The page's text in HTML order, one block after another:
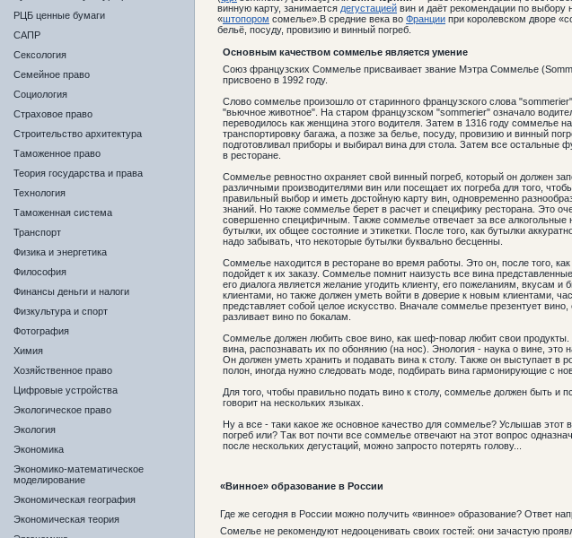
РЦБ ценные бумаги
САПР
Сексология
Семейное право
Социология
Страховое право
Строительство архитектура
Таможенное право
Теория государства и права
Технология
Таможенная система
Транспорт
Физика и энергетика
Философия
Финансы деньги и налоги
Физкультура и спорт
Фотография
Химия
Хозяйственное право
Цифровые устройства
Экологическое право
Экология
Экономика
Экономико-математическое
моделирование
Экономическая география
Экономическая теория
винную карту, занимается дегустацией вин и даёт рекомендации по выбору
«штопором сомелье».В средние века во Франции при королевском дворе
бельё, посуду, провизию и винный погреб.
Основным качеством соммелье является умение
Союз французских Соммелье присваивает звание Мэтра Соммелье
присвоено в 1992 году.
Слово соммелье произошло от старинного французского слова
"вьючное животное". На старом французском "sommerier" означало
переводилось как женщина этого водителя. Затем в 1316 году соммелье
транспортировку багажа, а позже за белье, посуду, провизию и винный
подготовливал приборы и выбирал вина для стола. Затем все остальные
в ресторане.
Соммелье ревностно охраняет свой винный погреб, который он должен
различными производителями вин или посещает их погреба для того,
правильный выбор и иметь достойную карту вин, одновременно
знаний. Но также соммелье берет в расчет и специфику ресторана. Это
совершенно специфичным. Также соммелье отвечает за все
бутылки, их общее состояние и этикетки. После того, как бутылки
надо забывать, что некоторые бутылки буквально бесценны.
Соммелье находится в ресторане во время работы. Это он, после того,
подойдет к их заказу. Соммелье помнит наизусть все вина
его диалога является желание угодить клиенту, его пожеланиям,
клиентами, но также должен уметь войти в доверие к новым клиентами,
представляет собой целое искусство. Вначале соммелье презентует
разливает вино по бокалам.
Соммелье должен любить свое вино, как шеф-повар любит свои
вина, распознавать их по обонянию (на нос). Энология - наука о вине,
Он должен уметь хранить и подавать вина к столу. Также он выступает в
полон, иногда нужно следовать моде, подбирать вина гармонирующие с
Для того, чтобы правильно подать вино к столу, соммелье должен быть
говорит на нескольких языках.
Ну а все - таки какое же основное качество для соммелье? Услышав
погреб или? Так вот почти все соммелье отвечают на этот вопрос
после нескольких дегустаций, можно запросто потерять голову...
«Винное» образование в России
Где же сегодня в России можно получить «винное» образование? Ответ
Сомелье не рекомендуют недооценивать своих гостей: они зачастую